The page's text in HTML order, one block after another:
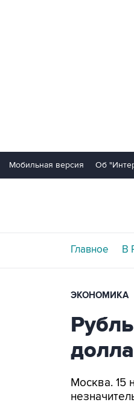
Мобильная версия Об
Главное В
ЭКОНОМИКА
Москва. 15